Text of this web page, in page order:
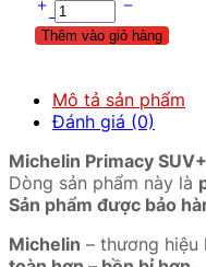
Thêm vào giỏ hàng
Mô tả sản phẩm
Đánh giá (0)
Michelin Primacy SUV+
Dòng sản phẩm này là
Sản phẩm được bảo
Michelin – thương hiệu